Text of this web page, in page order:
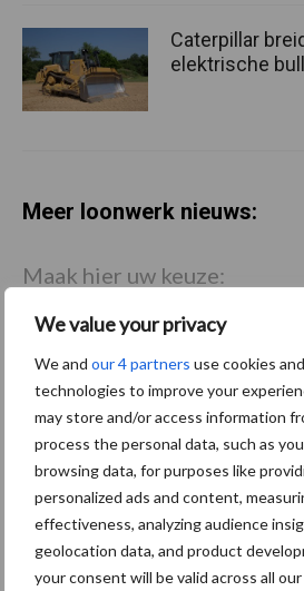
We value your privacy
We and our 4 partners use cookies
technologies to improve your
may store and/or access information
process the personal data, such as
browsing data, for purposes like
personalized ads and content,
effectiveness, analyzing audience
geolocation data, and product
your consent will be valid across all
Caterpillar
elektrische
Meer loonwerk nieuws:
Maak hier uw keuze:
bemesting
Toon meer